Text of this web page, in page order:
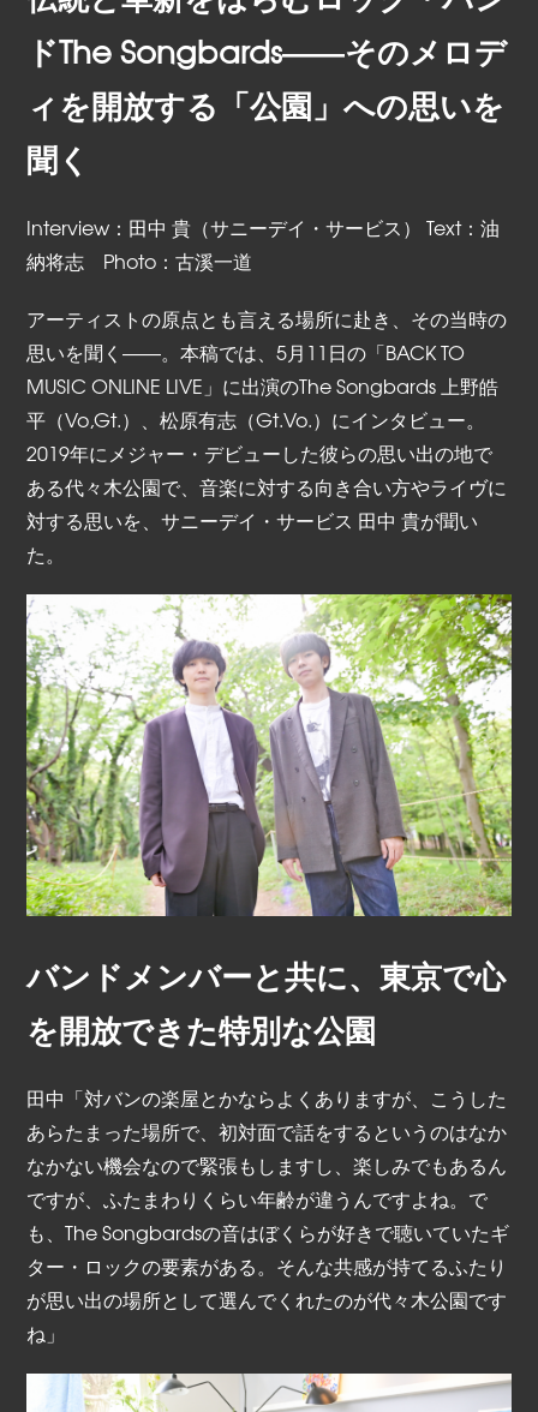
ドThe Songbards――そのメロデ
ィを開放する「公園」への思いを
聞く
Interview：田中 貴（サニーデイ・サービス） Text：油
納将志 Photo：古溪一道
アーティストの原点とも言える場所に赴き、その当時の
思いを聞く――。本稿では、5月11日の「BACK TO
MUSIC ONLINE LIVE」に出演のThe Songbards 上野皓
平（Vo,Gt.）、松原有志（Gt.Vo.）にインタビュー。
2019年にメジャー・デビューした彼らの思い出の地で
ある代々木公園で、音楽に対する向き合い方やライヴに
対する思いを、サニーデイ・サービス 田中 貴が聞い
た。
バンドメンバーと共に、東京で心
を開放できた特別な公園
田中「対バンの楽屋とかならよくありますが、こうした
あらたまった場所で、初対面で話をするというのはなか
なかない機会なので緊張もしますし、楽しみでもあるん
ですが、ふたまわりくらい年齢が違うんですよね。で
も、The Songbardsの音はぼくらが好きで聴いていたギ
ター・ロックの要素がある。そんな共感が持てるふたり
が思い出の場所として選んでくれたのが代々木公園です
ね」